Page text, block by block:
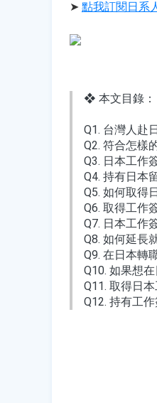
➤ 點我訂閱日系
❖ 本文目錄：
Q1. 台灣人赴
Q2. 符合怎樣
Q3. 日本工作
Q4. 持有日本
Q5. 如何取得
Q6. 取得工作
Q7. 日本工作
Q8. 如何延長
Q9. 在日本轉
Q10. 如果想
Q11. 取得日
Q12. 持有工